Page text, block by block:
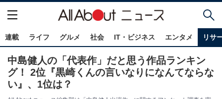
連載 ライフ グルメ 社会 IT・ビジネス エンタメ リサ
中島健人の「代表作」だと思う作品ランキン
グ！ 2位『黒崎くんの言いなりになんてならな
い』、1位は？